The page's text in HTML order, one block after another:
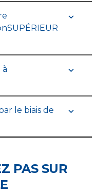
à
le biais de
PAS SUR